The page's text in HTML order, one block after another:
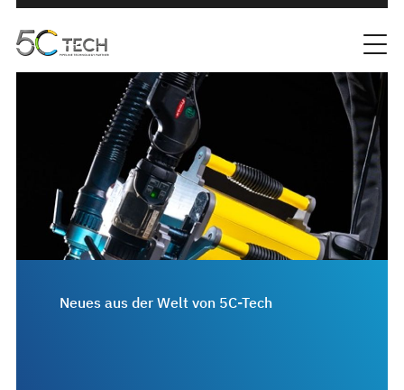
Neues aus der Welt von 5C-Tech